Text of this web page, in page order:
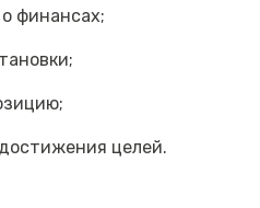
финансах;
целей.